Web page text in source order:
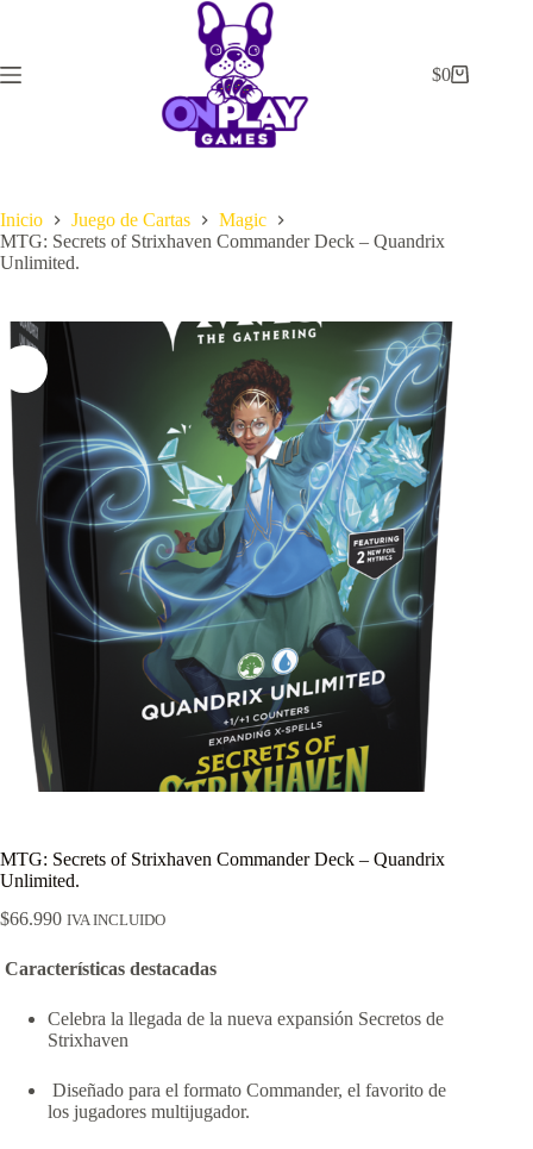
Carrito
$0
Inicio Juego de Cartas
Magic
MTG: Secrets of Strixhaven Commander Deck – Quandrix
Unlimited.
MTG: Secrets of Strixhaven Commander Deck – Quandrix
Unlimited.
$66.990 IVA INCLUIDO
Características destacadas
Celebra la llegada de la nueva expansión Secretos de
Strixhaven
Diseñado para el formato Commander, el favorito de
los jugadores multijugador.